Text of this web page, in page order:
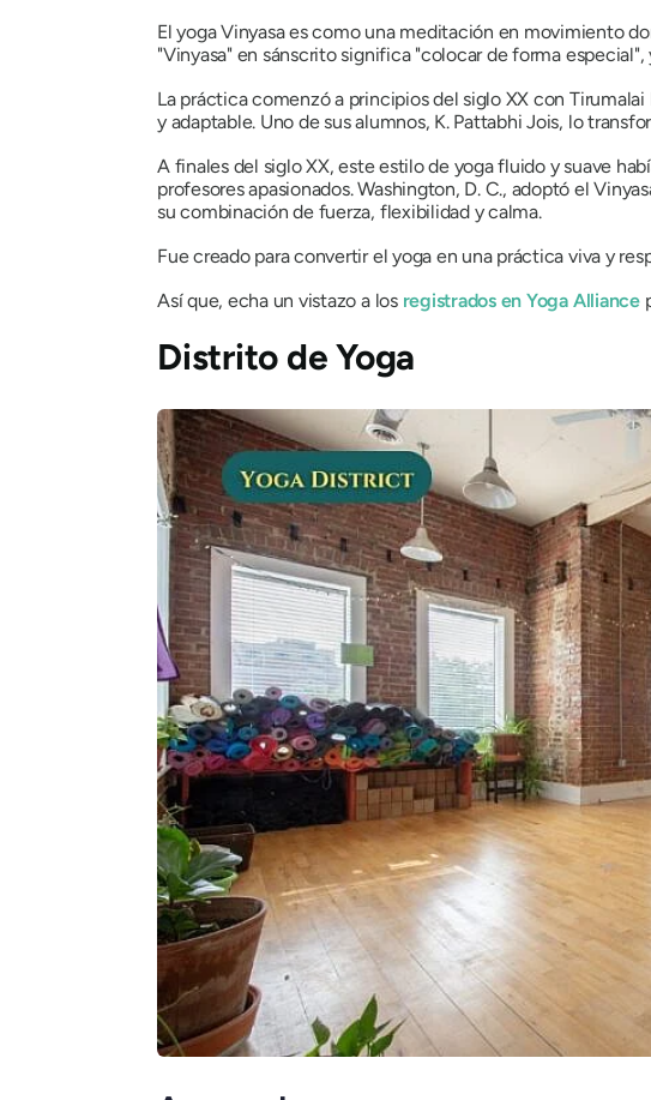
El yoga Vinyasa es como una meditación en movimiento
"Vinyasa" en sánscrito significa "colocar de forma especial",
La práctica comenzó a principios del siglo XX con
y adaptable. Uno de sus alumnos, K. Pattabhi Jois, lo
A finales del siglo XX, este estilo de yoga fluido y suave
profesores apasionados. Washington, D. C., adoptó el
su combinación de fuerza, flexibilidad y calma.
Fue creado para convertir el yoga en una práctica viva y
Así que, echa un vistazo a los registrados en Yoga Alliance
Distrito de Yoga